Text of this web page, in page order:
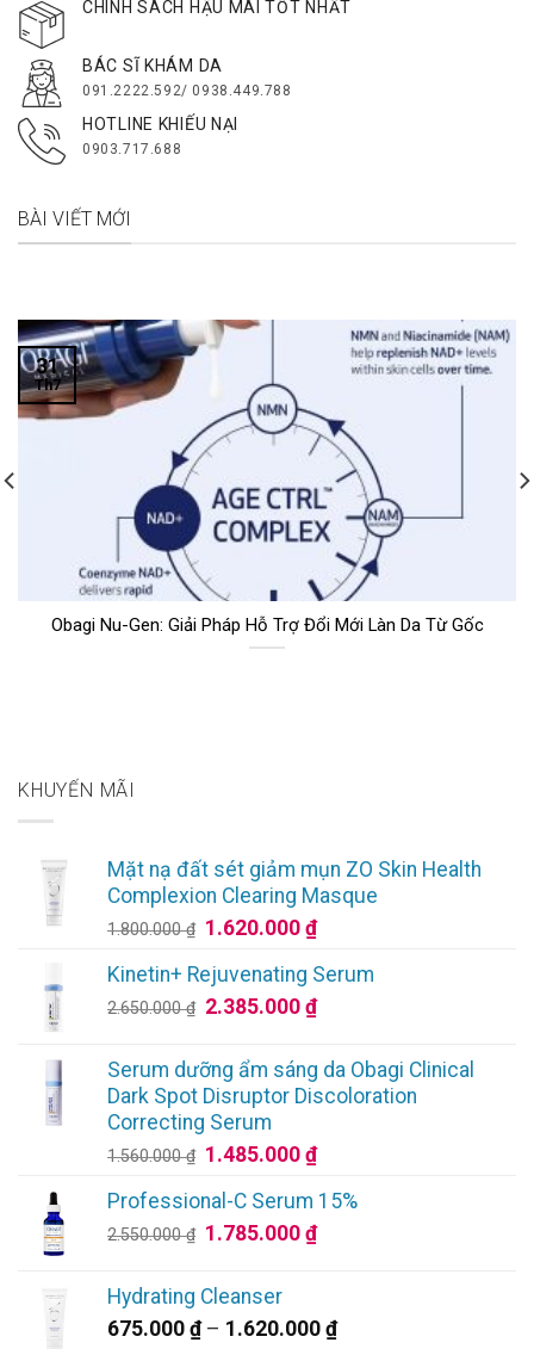
CHÍNH SÁCH HẬU MÃI TỐT NHẤT
BÁC SĨ KHÁM DA
091.2222.592/ 0938.449.788
HOTLINE KHIẾU NẠI
0903.717.688
BÀI VIẾT MỚI
Obagi Nu-Gen: Giải Pháp Hỗ Trợ Đổi Mới Làn Da Từ Gốc
31
Th7
KHUYẾN MÃI
Mặt nạ đất sét giảm mụn ZO Skin Health
Complexion Clearing Masque
1.800.000₫ Giá
là:
1.800.000 ₫.
1.620.000₫Giá
tại
là:
Kinetin+ Rejuvenating Serum
2.650.000₫ Giá
là:
2.650.000 ₫.
2.385.000₫Giá
tại
là:
Serum dưỡng ẩm sáng da Obagi Clinical
Dark Spot Disruptor Discoloration
Correcting Serum
1.560.000₫ Giá
là:
1.560.000 ₫.
1.485.000₫Giá
tại
là:
Professional-C Serum 15%
2.550.000₫ Giá
là:
1.785.000₫Giá
là:
1.785.000 ₫.
Hydrating Cleanser
675.000 ₫ – 1.620.000 ₫Khoảng